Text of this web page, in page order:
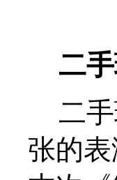
二手
二手
张的